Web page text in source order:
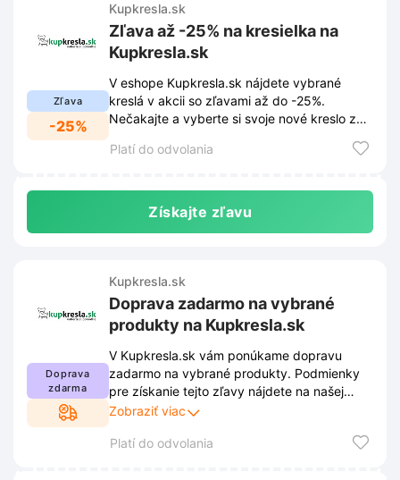
Zľava
-25%
Kupkresla.sk
Zľava až -25% na kresielka na
Kupkresla.sk
V eshope Kupkresla.sk nájdete vybrané
kreslá v akcii so zľavami až do -25%.
Nečakajte a vyberte si svoje nové kreslo za
Platí do odvolania
Získajte zľavu
Doprava
zdarma
Kupkresla.sk
Doprava zadarmo na vybrané
produkty na Kupkresla.sk
V Kupkresla.sk vám ponúkame dopravu
zadarmo na vybrané produkty. Podmienky
pre získanie tejto zľavy nájdete na našej
webovej stránke. Upozorňujeme, že tieto
odporúčame pred nákupom preveriť.
Zobraziť viac
Platí do odvolania